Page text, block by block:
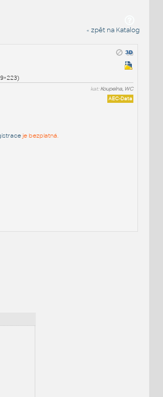
« zpět na Katalog
kat:Koupelna, WC
AEC-Data
je bezplatná.